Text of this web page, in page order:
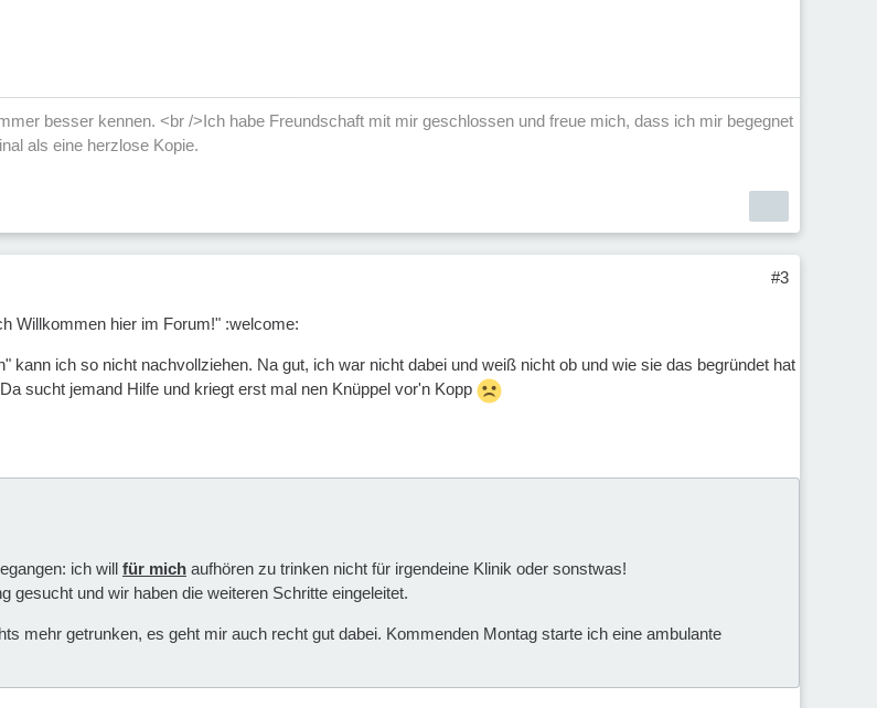
besser kennen. <br />Ich habe Freundschaft mit mir geschlossen und freue mich, dass ich mir begegnet
als eine herzlose Kopie.
#3
Willkommen hier im Forum!" :welcome:
kann ich so nicht nachvollziehen. Na gut, ich war nicht dabei und weiß nicht ob und wie sie das begründet hat
sucht jemand Hilfe und kriegt erst mal nen Knüppel vor'n Kopp
ich will für mich aufhören zu trinken nicht für irgendeine Klinik oder sonstwas!
gesucht und wir haben die weiteren Schritte eingeleitet.
mehr getrunken, es geht mir auch recht gut dabei. Kommenden Montag starte ich eine ambulante